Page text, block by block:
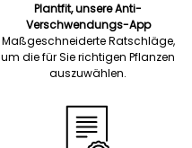
Plantfit, unsere Anti-
Verschwendungs-App
Maßgeschneiderte Ratschläge,
um die für Sie richtigen Pflanzen
auszuwählen.